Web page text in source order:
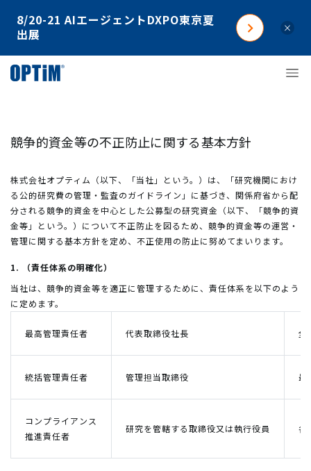
8/20-21 AIエージェントDXPO東京夏
出展
×
競争的資金等の不正防止に関する基本方針
株式会社オプティム（以下、「当社」という。）は、「研究機関におけ
る公的研究費の管理・監査のガイドライン」に基づき、関係府省から配
分される競争的資金を中心とした公募型の研究資金（以下、「競争的資
金等」という。）について不正防止を図るため、競争的資金等の運営・
管理に関する基本方針を定め、不正使用の防止に努めてまいります。
1. （責任体系の明確化）
当社は、競争的資金等を適正に管理するために、責任体系を以下のよう
に定めます。
最高管理責任者 代表取締役社長 全
統括管理責任者 管理担当取締役 最
コンプライアンス
推進責任者
研究を管轄する取締役又は執行役員 各